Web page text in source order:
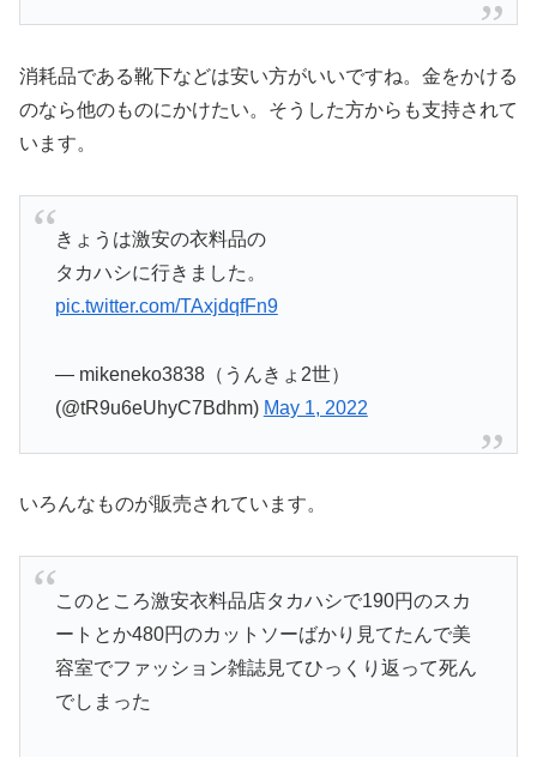
消耗品である靴下などは安い方がいいですね。金をかける
のなら他のものにかけたい。そうした方からも支持されて
います。
きょうは激安の衣料品の
タカハシに行きました。
pic.twitter.com/TAxjdqfFn9
— mikeneko3838（うんきょ2世）
(@tR9u6eUhyC7Bdhm) May 1, 2022
いろんなものが販売されています。
このところ激安衣料品店タカハシで190円のスカ
ートとか480円のカットソーばかり見てたんで美
容室でファッション雑誌見てひっくり返って死ん
でしまった